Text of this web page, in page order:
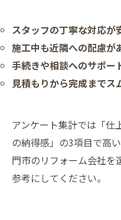
スタッフの丁寧な対応が
施工中も近隣への配慮が
手続きや相談へのサポー
見積もりから完成までス
アンケート集計では「仕
の納得感」の3項目で高
門市のリフォーム会社を
参考にしてください。